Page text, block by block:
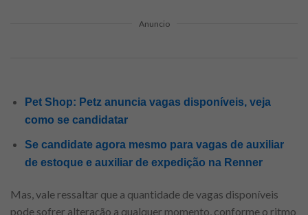
Anuncio
Pet Shop: Petz anuncia vagas disponíveis, veja
como se candidatar
Se candidate agora mesmo para vagas de auxiliar
de estoque e auxiliar de expedição na Renner
Mas, vale ressaltar que a quantidade de vagas disponíveis
pode sofrer alteração a qualquer momento, conforme o ritmo